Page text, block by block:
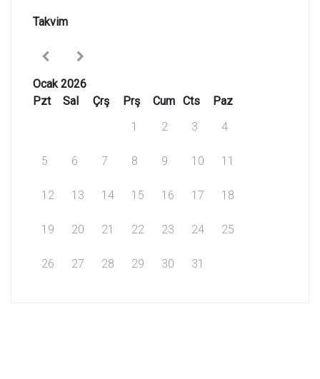
Takvim
Ocak 2026
Pzt
Sal Çrş Prş Cum Cts
Paz
1
2 3 4
5 6 7 8 9 10 11
12 13 14 15 16 17 18
19 20 21 22 23 24 25
26 27 28 29 30 31